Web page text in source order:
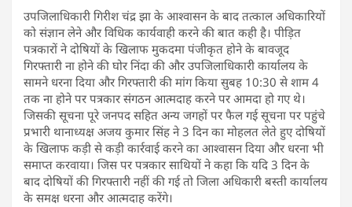
उपजिलाधिकारी गिरीश चंद्र झा के आश्वासन के बाद तत्काल अधिकारियों
को संज्ञान लेने और विधिक कार्यवाही करने की बात कही है। पीड़ित
पत्रकारों ने दोषियों के खिलाफ मुकदमा पंजीकृत होने के बावजूद
गिरफ्तारी ना होने की घोर निंदा की और उपजिलाधिकारी कार्यालय के
सामने धरना दिया और गिरफ्तारी की मांग किया सुबह 10:30 से शाम 4
तक ना होने पर पत्रकार संगठन आत्मदाह करने पर आमदा हो गए थे।
जिसकी सूचना पूरे जनपद सहित अन्य जगहों पर फैल गई सूचना पर पहुंचे
प्रभारी थानाध्यक्ष अजय कुमार सिंह ने 3 दिन का मोहलत लेते हुए दोषियों
के खिलाफ कड़ी से कड़ी कार्रवाई करने का आश्वासन दिया और धरना भी
समाप्त करवाया। जिस पर पत्रकार साथियों ने कहा कि यदि 3 दिन के
बाद दोषियों की गिरफ्तारी नहीं की गई तो जिला अधिकारी बस्ती कार्यालय
के समक्ष धरना और आत्मदाह करेंगे।